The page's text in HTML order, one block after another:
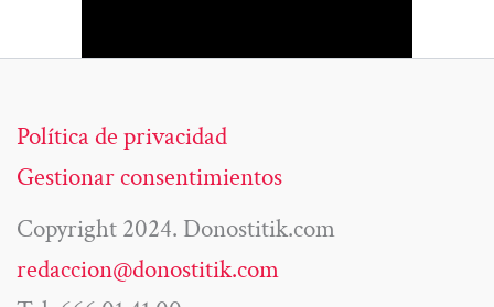
Política de privacidad
Gestionar consentimientos
Copyright 2024. Donostitik.com
redaccion@donostitik.com